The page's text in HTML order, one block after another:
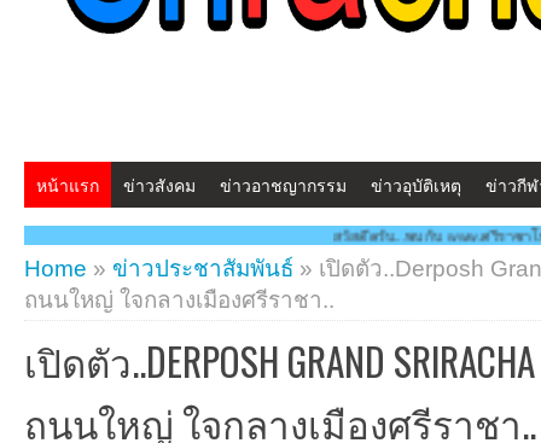
หน้าแรก ข่าวสังคม ข่าวอาชญากรรม ข่าวอุบัติเหตุ ข่าวกี
สวัสดีครับ...พบกับ www.ศรีราชาโพสต์.com โฉม
Home » ข่าวประชาสัมพันธ์ » เปิดตัว..Derposh
ถนนใหญ่ ใจกลางเมืองศรีราชา..
เปิดตัว..DERPOSH GRAND
ถนนใหญ่ ใจกลางเมืองศรีราชา..